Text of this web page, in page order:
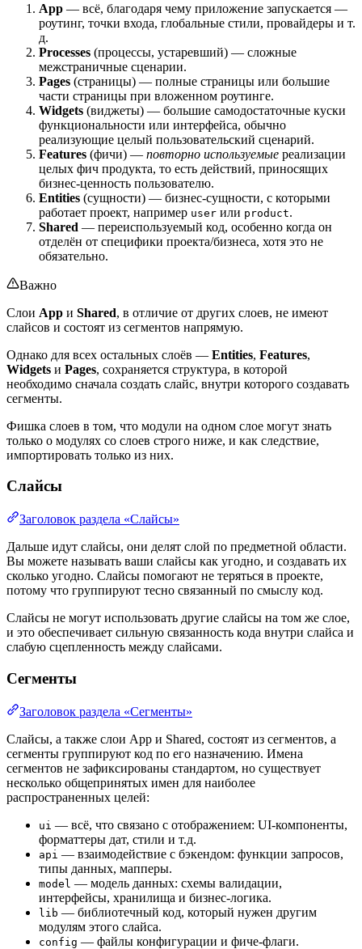
App — всё, благодаря чему приложение запускается —
роутинг, точки входа, глобальные стили, провайдеры и т.
д.
Processes (процессы, устаревший) — сложные
межстраничные сценарии.
Pages (страницы) — полные страницы или большие
части страницы при вложенном роутинге.
Widgets (виджеты) — большие самодостаточные куски
функциональности или интерфейса, обычно
реализующие целый пользовательский сценарий.
Features (фичи) — повторно используемые реализации
целых фич продукта, то есть действий, приносящих
бизнес-ценность пользователю.
Entities (сущности) — бизнес-сущности, с которыми
работает проект, например user или product.
Shared — переиспользуемый код, особенно когда он
отделён от специфики проекта/бизнеса, хотя это не
обязательно.
Важно
Слои App и Shared, в отличие от других слоев, не имеют
слайсов и состоят из сегментов напрямую.
Однако для всех остальных слоёв — Entities, Features,
Widgets и Pages, сохраняется структура, в которой
необходимо сначала создать слайс, внутри которого создавать
сегменты.
Фишка слоев в том, что модули на одном слое могут знать
только о модулях со слоев строго ниже, и как следствие,
импортировать только из них.
Слайсы
Заголовок раздела «Слайсы»
Дальше идут слайсы, они делят слой по предметной области.
Вы можете называть ваши слайсы как угодно, и создавать их
сколько угодно. Слайсы помогают не теряться в проекте,
потому что группируют тесно связанный по смыслу код.
Слайсы не могут использовать другие слайсы на том же слое,
и это обеспечивает сильную связанность кода внутри слайса и
слабую сцепленность между слайсами.
Сегменты
Заголовок раздела «Сегменты»
Слайсы, а также слои App и Shared, состоят из сегментов, а
сегменты группируют код по его назначению. Имена
сегментов не зафиксированы стандартом, но существует
несколько общепринятых имен для наиболее
распространенных целей:
ui — всё, что связано с отображением: UI-компоненты,
форматтеры дат, стили и т.д.
api — взаимодействие с бэкендом: функции запросов,
типы данных, мапперы.
model — модель данных: схемы валидации,
интерфейсы, хранилища и бизнес-логика.
lib — библиотечный код, который нужен другим
модулям этого слайса.
config — файлы конфигурации и фиче-флаги.